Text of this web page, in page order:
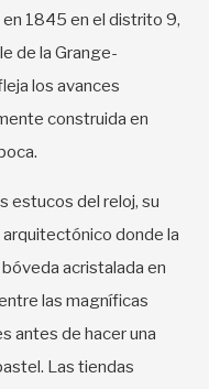
1845 en el distrito 9,
de la Grange-
los avances
construida en
estucos del reloj, su
donde la
acristalada en
las magníficas
antes de hacer una
Las tiendas